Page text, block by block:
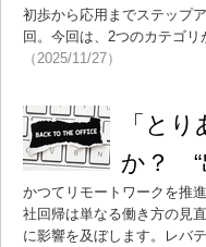
初歩から応用までステップ
回。今回は、2つのカテゴ
（2025/11/27）
「と
か？ “
かつてリモートワークを推
社回帰は単なる働き方の見
に影響を及ぼします。レバ